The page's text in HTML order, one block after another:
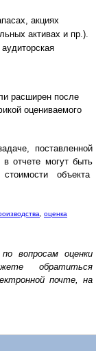
акциях
активах и пр.).
расширен после
оцениваемого
поставленной
отчете могут быть
объекта
оценка
вопросам оценки
обратиться
почте, на